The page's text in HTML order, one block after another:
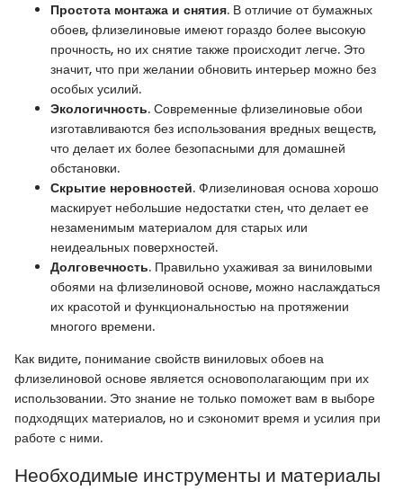
Простота монтажа и снятия. В отличие от бумажных
обоев, флизелиновые имеют гораздо более высокую
прочность, но их снятие также происходит легче. Это
значит, что при желании обновить интерьер можно без
особых усилий.
Экологичность. Современные флизелиновые обои
изготавливаются без использования вредных веществ,
что делает их более безопасными для домашней
обстановки.
Скрытие неровностей. Флизелиновая основа хорошо
маскирует небольшие недостатки стен, что делает ее
незаменимым материалом для старых или
неидеальных поверхностей.
Долговечность. Правильно ухаживая за виниловыми
обоями на флизелиновой основе, можно наслаждаться
их красотой и функциональностью на протяжении
многого времени.
Как видите, понимание свойств виниловых обоев на
флизелиновой основе является основополагающим при их
использовании. Это знание не только поможет вам в выборе
подходящих материалов, но и сэкономит время и усилия при
работе с ними.
Необходимые инструменты и материалы